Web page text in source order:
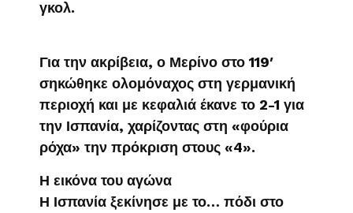
γκολ.
Για την ακρίβεια, ο Μερίνο στο 119′
σηκώθηκε ολομόναχος στη γερμανική
περιοχή και με κεφαλιά έκανε το 2-1 για
την Ισπανία, χαρίζοντας στη «φούρια
ρόχα» την πρόκριση στους «4».
Η εικόνα του αγώνα
Η Ισπανία ξεκίνησε με το… πόδι στο